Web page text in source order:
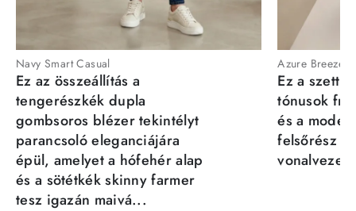
Navy Smart Casual
Ez az összeállítás a
tengerészkék dupla
gombsoros blézer tekintélyt
parancsoló eleganciájára
épül, amelyet a hófehér alap
és a sötétkék skinny farmer
tesz igazán maivá...
Azure Breeze
Ez a szett
tónusok
és a
felsőrész